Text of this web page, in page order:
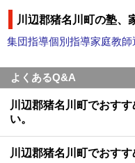
川辺郡猪名川町の塾、
集団指導個別指導家庭教師
よくあるQ&A
川辺郡猪名川町でおす
い。
川辺郡猪名川町でおす